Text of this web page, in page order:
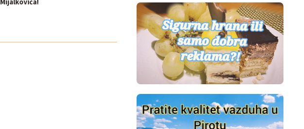
Mijalkovića!